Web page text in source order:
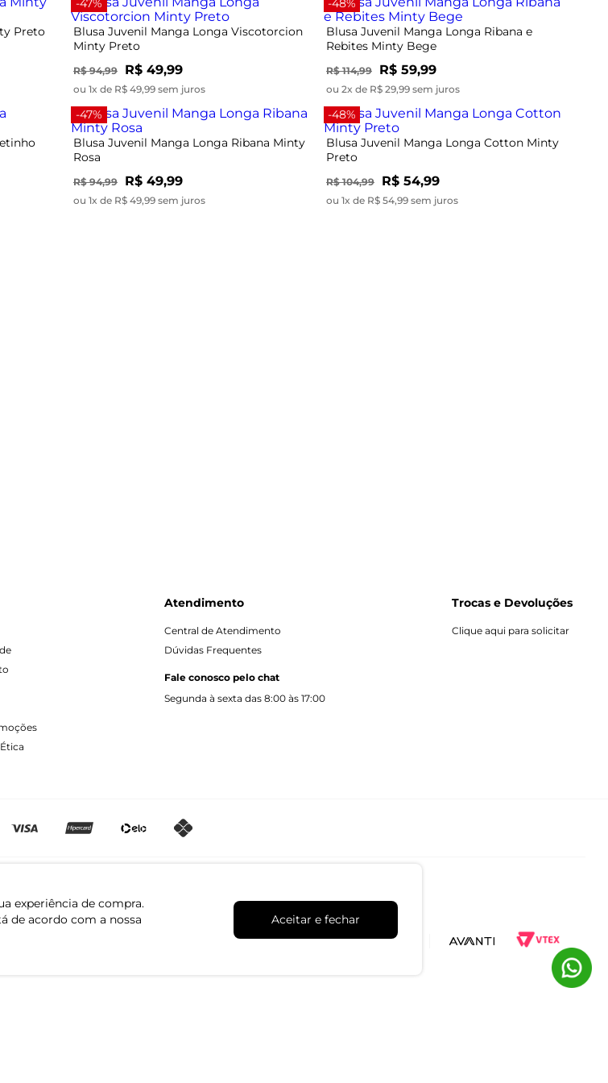
experiência de compra.
de acordo com a nossa
Aceitar e fechar
Preto
-47%
Blusa Juvenil Manga Longa Viscotorcion
Minty Preto
R$ 94,99 R$ 49,99
ou 1x de R$ 49,99 sem juros
-48%
Blusa Juvenil Manga Longa Ribana e
Rebites Minty Bege
R$ 114,99 R$ 59,99
ou 2x de R$ 29,99 sem juros
-47%
Blusa Juvenil Manga Longa Ribana Minty
Rosa
R$ 94,99 R$ 49,99
ou 1x de R$ 49,99 sem juros
-48%
Blusa Juvenil Manga Longa Cotton Minty
Preto
R$ 104,99 R$ 54,99
ou 1x de R$ 54,99 sem juros
Atendimento
Central de Atendimento
Dúvidas Frequentes
Fale conosco pelo chat
Segunda à sexta das 8:00 às 17:00
Trocas e Devoluções
Clique aqui para solicitar